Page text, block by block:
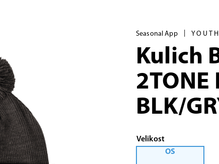
Seasonal App YOUTH
Kulich
2TONE
BLK/
Velikost
OS